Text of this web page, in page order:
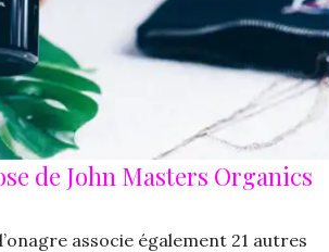
de John Masters Organics
associe également 21 autres